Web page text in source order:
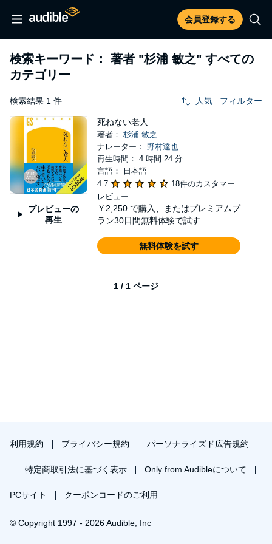
会員登録する
検索キーワード： 著者 "杉浦 敏之" すべての
カテゴリー
検索結果 1 件 人気 フィルター
プレビューの
再生
死ねない老人
著者： 杉浦 敏之
ナレーター： 野村達也
再生時間： 4 時間 24 分
言語： 日本語
4.7
18件のカスタマー
レビュー
￥2,250 で購入、またはプレミアムプ
ラン30日間無料体験で試す
無料体験を試す
1 / 1 ページ
利用規約 プライバシー規約 パーソナライズド広告規約
特定商取引法に基づく表示 Only from Audibleについて
PCサイト クーポンコードのご利用
© Copyright 1997 - 2026 Audible, Inc